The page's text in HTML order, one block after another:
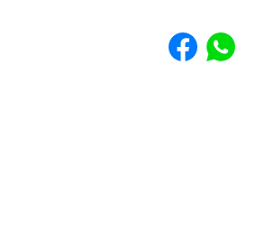
Share toShare to